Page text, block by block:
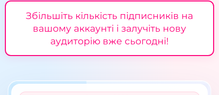
Збільшіть кількість підписників на
вашому аккаунті і залучіть нову
аудиторію вже сьогодні!